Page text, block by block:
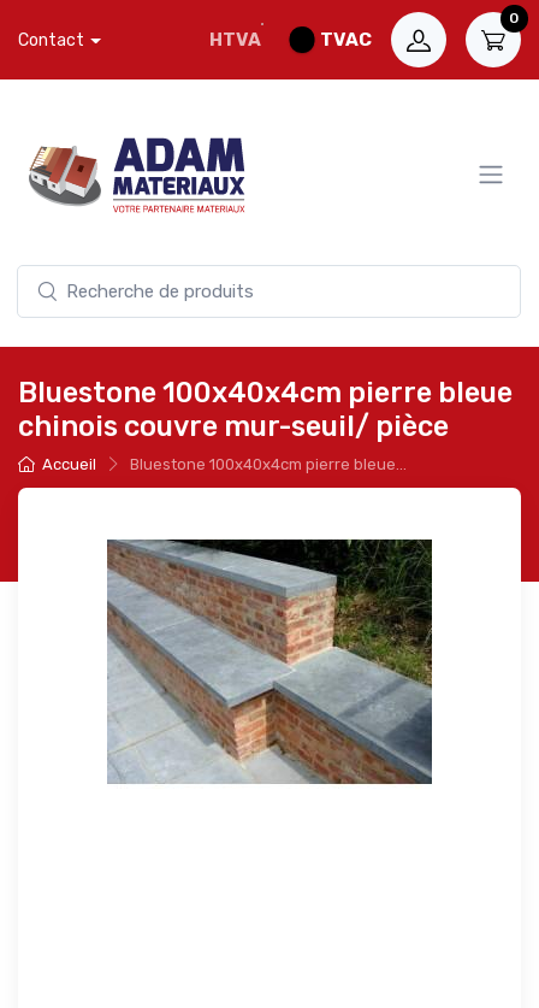
Contact HTVA TVAC
0
Bluestone 100x40x4cm pierre bleue
chinois couvre mur-seuil/ pièce
Accueil Bluestone 100x40x4cm pierre bleue...